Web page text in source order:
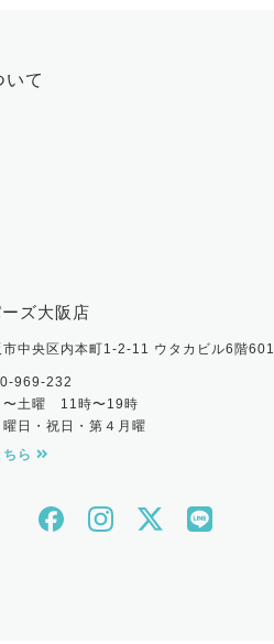
いて
ズ大阪店
市中央区内本町1-2-11 ウタカビル6階601
969-232
〜土曜 11時〜19時
日・祝日・第４月曜
ら